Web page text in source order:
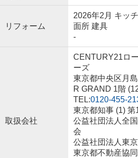
リフォーム
2026年2月 キッ
面所 建具
-
取扱会社
CENTURY21ロ
ーズ
東京都中央区月
R GRAND 1階
TEL:0120-455-
東京都知事 (1) 第
公益社団法人全
会
公益社団法人東
東京都不動産協